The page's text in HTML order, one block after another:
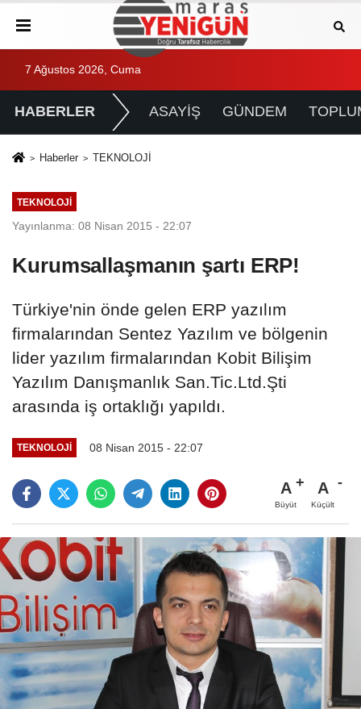
7 Ağustos 2026, Cuma
HABERLER ASAYİŞ GÜNDEM
Haberler TEKNOLOJİ
TEKNOLOJİ
Yayınlanma: 08 Nisan 2015 - 22:07
Kurumsallaşmanın şartı ERP!
Türkiye'nin önde gelen ERP yazılım
firmalarından Sentez Yazılım ve bölgenin
lider yazılım firmalarından Kobit Bilişim
Yazılım Danışmanlık San.Tic.Ltd.Şti
arasında iş ortaklığı yapıldı.
TEKNOLOJİ 08 Nisan 2015 - 22:07
A
Büyüt
A
Küçült